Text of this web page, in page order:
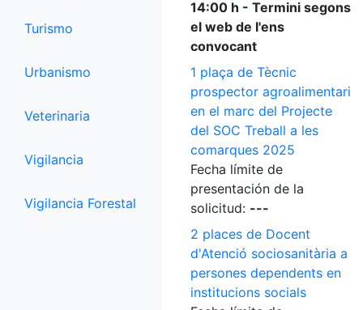
Turismo
Urbanismo
Veterinaria
Vigilancia
Vigilancia Forestal
14:00 h - Termini segons
el web de l'ens
convocant
1 plaça de Tècnic
prospector agroalimentari
en el marc del Projecte
del SOC Treball a les
comarques 2025
Fecha límite de
presentación de la
solicitud: ---
2 places de Docent
d'Atenció sociosanitària a
persones dependents en
institucions socials